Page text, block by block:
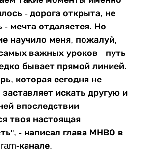
- дорога открыта, не
- мечта отдаляется. Но
научило меня, пожалуй,
важных уроков - путь
бывает прямой линией.
которая сегодня не
искать другую и
впоследствии
твоя настоящая
- написал глава МНВО в
канале.